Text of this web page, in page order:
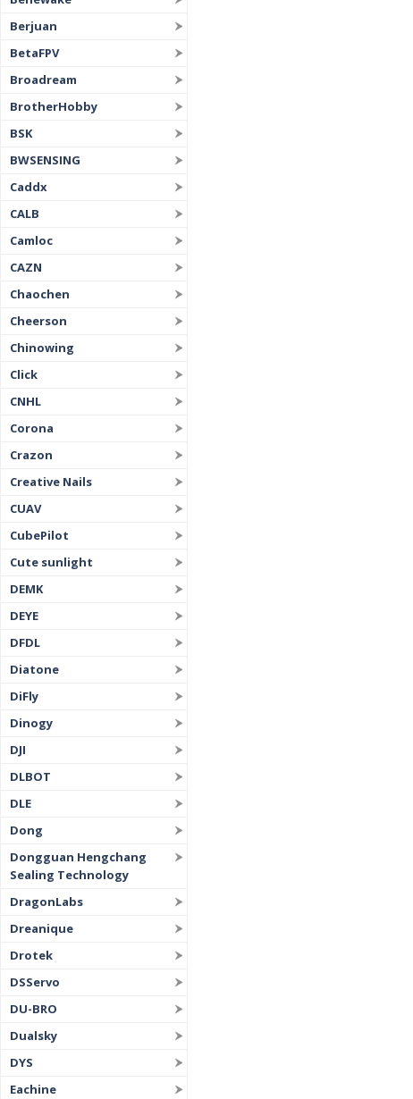
Berjuan
BetaFPV
Broadream
BrotherHobby
BSK
BWSENSING
Caddx
CALB
Camloc
CAZN
Chaochen
Cheerson
Chinowing
Click
CNHL
Corona
Crazon
Creative Nails
CUAV
CubePilot
Cute sunlight
DEMK
DEYE
DFDL
Diatone
DiFly
Dinogy
DJI
DLBOT
DLE
Dong
Dongguan Hengchang
Sealing Technology
DragonLabs
Dreanique
Drotek
DSServo
DU-BRO
Dualsky
DYS
Eachine